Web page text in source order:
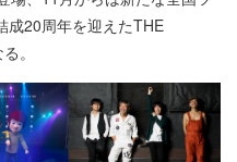
成20周年を迎えたTHE
。